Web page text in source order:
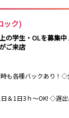
ック)
上の学生・OLを募集
ご来店
も各種バックあり！◇
＆1日3ｈ～OK! ◇遅
草加
所沢
久喜
上尾
飯田橋駅
新宿駅